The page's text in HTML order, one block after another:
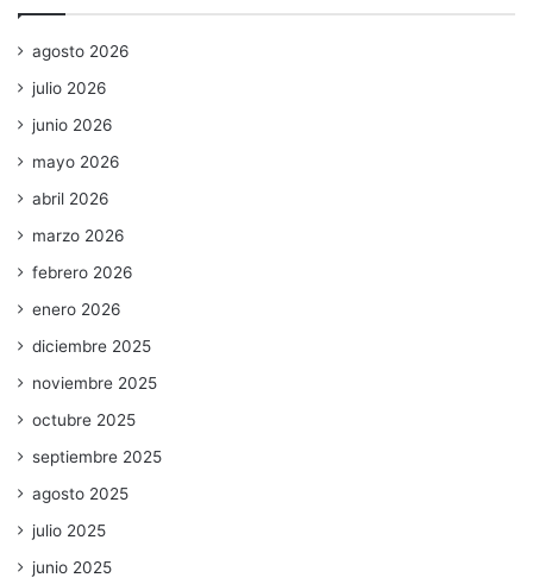
agosto 2026
julio 2026
junio 2026
mayo 2026
abril 2026
marzo 2026
febrero 2026
enero 2026
diciembre 2025
noviembre 2025
octubre 2025
septiembre 2025
agosto 2025
julio 2025
junio 2025